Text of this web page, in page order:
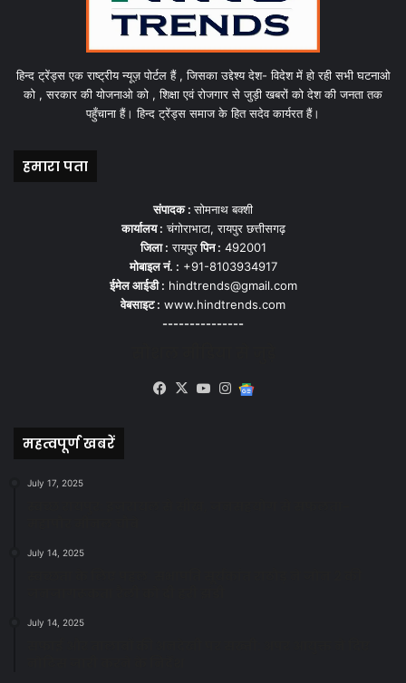
हिन्द ट्रेंड्स एक राष्ट्रीय न्यूज़ पोर्टल हैं , जिसका उद्देश्य देश- विदेश में हो रही सभी घटनाओ
को , सरकार की योजनाओ को , शिक्षा एवं रोजगार से जुड़ी खबरों को देश की जनता तक
पहुँचाना हैं। हिन्द ट्रेंड्स समाज के हित सदेव कार्यरत हैं।
हमारा पता
संपादक :सोमनाथ बक्शी
कार्यालय : चंगोराभाटा, रायपुर छत्तीसगढ़
जिला : रायपुरपिन : 492001
मोबाइल नं. : +91-8103934917
ईमेल आईडी : hindtrends@gmail.com
वेबसाइट : www.hindtrends.com
---------------
Facebook
X YouTubeInstagram
महत्वपूर्ण खबरें
July 17, 2025
July 14, 2025
July 14, 2025